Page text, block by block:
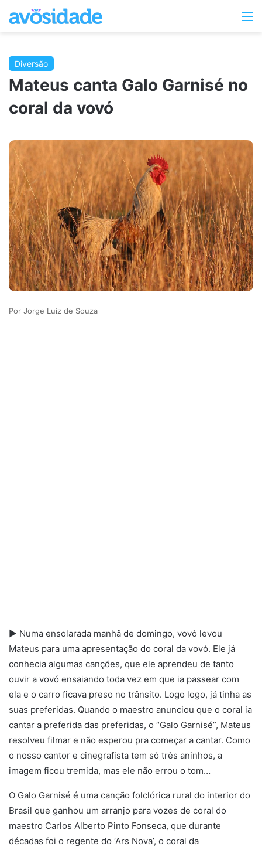
Switch
Diversão
Mateus canta Galo Garnisé no
coral da vovó
Jorge Luiz de Souza
► Numa ensolarada manhã de domingo, vovô levou
Mateus para uma apresentação do coral da vovó. Ele já
conhecia algumas canções, que ele aprendeu de tanto
ouvir a vovó ensaiando toda vez em que ia passear com
ela e o carro ficava preso no trânsito. Logo logo, já tinha as
suas preferidas. Quando o maestro anunciou que o coral ia
cantar a preferida das preferidas, o “Galo Garnisé”, Mateus
resolveu filmar e não esperou pra começar a cantar. Como
o nosso cantor e cinegrafista tem só três aninhos, a
imagem ficou tremida, mas ele não errou o tom…
O Galo Garnisé é uma canção folclórica rural do interior do
Brasil que ganhou um arranjo para vozes de coral do
maestro Carlos Alberto Pinto Fonseca, que durante
décadas foi o regente do ‘Ars Nova’, o coral da